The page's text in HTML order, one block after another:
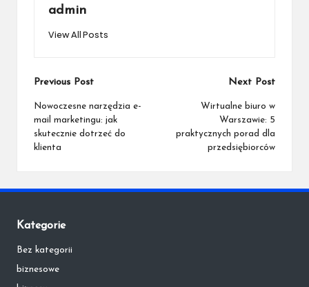
admin
View All Posts
Post
navigation
Previous Post
Nowoczesne narzędzia e-
mail marketingu: jak
skutecznie dotrzeć do
klienta
Next Post
Wirtualne biuro w
Warszawie: 5
praktycznych porad dla
przedsiębiorców
Kategorie
Bez kategorii
biznesowe